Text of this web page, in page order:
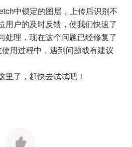
中锁定的图层，上传后识别不
用户的及时反馈，使我们快速了
处理，现在这个问题已经修复了
用过程中，遇到问题或有建议
了，赶快去试试吧！